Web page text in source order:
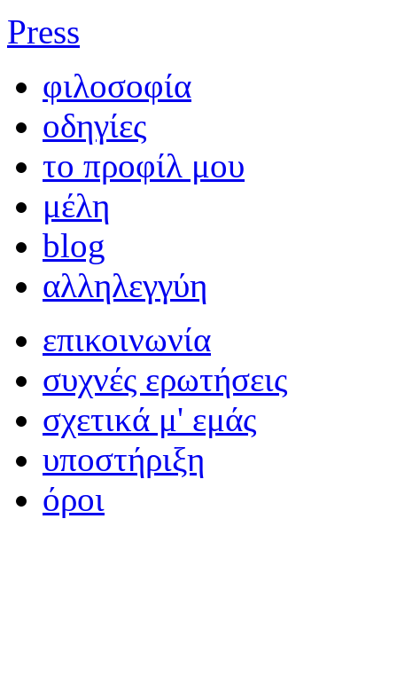
Press
φιλοσοφία
οδηγίες
το προφίλ μου
μέλη
blog
αλληλεγγύη
επικοινωνία
συχνές ερωτήσεις
σχετικά μ' εμάς
υποστήριξη
όροι